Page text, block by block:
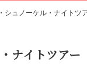
シュノーケル・ナイトツ
ナイトツアー